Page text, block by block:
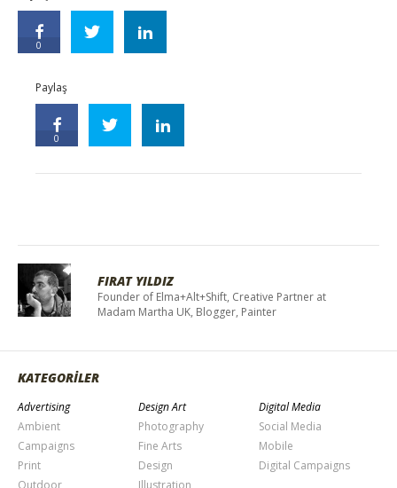
0
Paylaş
0
FIRAT YILDIZ
Founder of Elma+Alt+Shift, Creative Partner at
Madam Martha UK, Blogger, Painter
KATEGORİLER
Advertising
Ambient
Campaigns
Print
Outdoor
Design Art
Photography
Fine Arts
Design
Illustration
Digital Media
Social Media
Mobile
Digital Campaigns